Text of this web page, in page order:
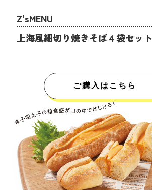
Z'sMENU
上海風細切り焼きそば４袋セット
ご購入はこちら